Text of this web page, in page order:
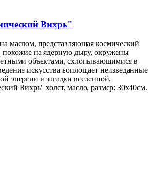
Вихрь"
маслом, представляющая космический
похожие на ядерную дыру, окружены
объектами, схлопывающимися в
искусства воплощает неизведанные
энергии и загадки вселенной.
Вихрь" холст, масло, размер: 30х40см.